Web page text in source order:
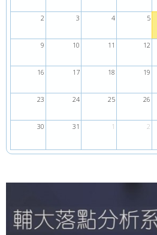
2 3 4 5
9 10 11 12
16 17 18 19
23 24 25 26
30 31 1 2